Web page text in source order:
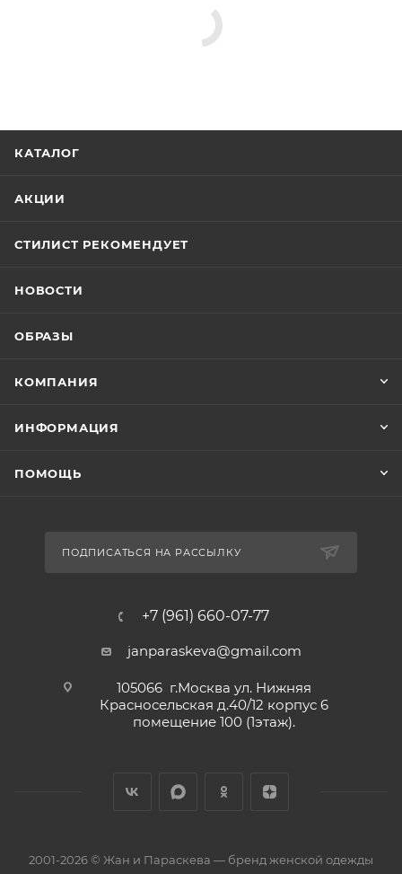
КАТАЛОГ
АКЦИИ
СТИЛИСТ РЕКОМЕНДУЕТ
НОВОСТИ
ОБРАЗЫ
КОМПАНИЯ
ИНФОРМАЦИЯ
ПОМОЩЬ
ПОДПИСАТЬСЯ НА РАССЫЛКУ
+7 (961) 660-07-77
janparaskeva@gmail.com
105066 г.Москва ул. Нижняя
Красносельская д.40/12 корпус 6
помещение 100 (1этаж).
2001-2026 © Жан и Параскева — бренд женской одежды